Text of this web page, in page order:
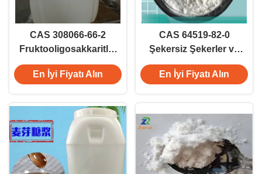
CAS 308066-66-2
Fruktooligosakkaritler
FOS Oligofruktoz Syrus
L85 %55 %90 %95
En İyi Fiyatı Alın
CAS 64519-82-0
Şekersiz Şekerler ve
Çikolata Şekerlemeleri
İçin Isomalt
En İyi Fiyatı Alın